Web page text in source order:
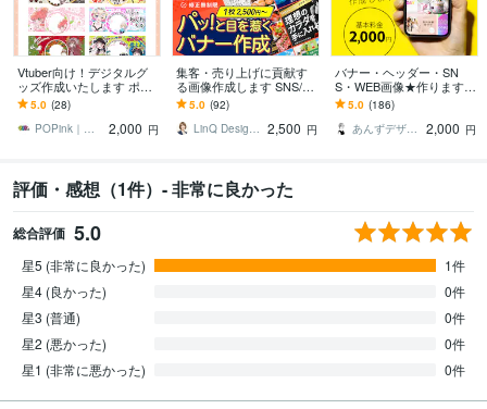
Vtuber向け！デジタルグ
ッズ作成いたします ポッ
プなデザインを中心に
様々なテイストで作成し
ます
5.0 (28)
POPink｜ポップインク
2,000 円
集客・売り上げに貢献す
る画像作成します SNS/ヘ
ッダーなどWEB画像全般
お任せください
5.0 (92)
LinQ Design │ 伊藤遥 2,500 円
バナー・ヘッダー・SN
S・WEB画像★作ります
繊細で高品質なデザイン
を届けます♪
5.0 (186)
あんずデザイン
2,000 円
評価・感想（1件）- 非常に良かった
総合評価 5.0
星5 (非常に良かった)
1件
星4 (良かった)
0件
星3 (普通)
0件
星2 (悪かった)
0件
星1 (非常に悪かった)
0件